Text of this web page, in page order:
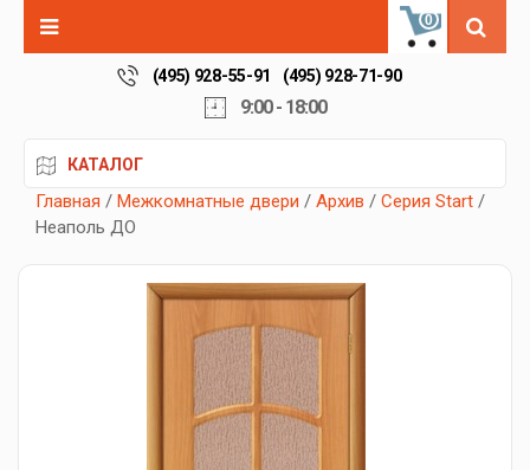
0
(495) 928-55-91 (495) 928-71-90
9:00 - 18:00
КАТАЛОГ
Главная / Межкомнатные двери / Архив / Серия Start /
Неаполь ДО